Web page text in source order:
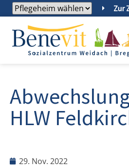
Zur
HLW
29. Nov. 2022